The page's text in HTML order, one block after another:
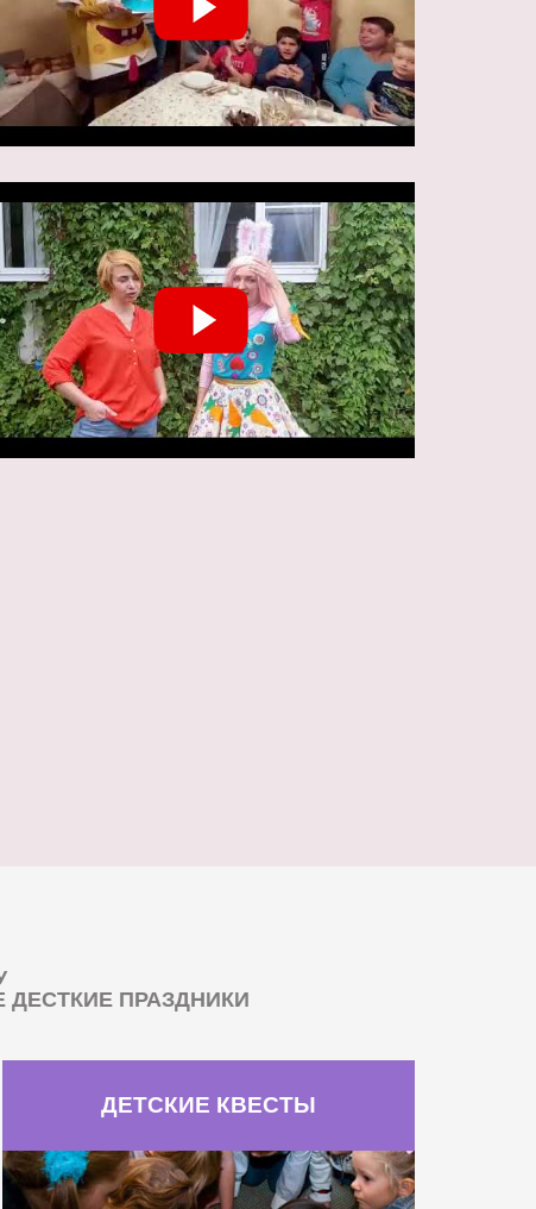
ПРАЗДНИКИ
ДЕТСКИЕ КВЕСТЫ